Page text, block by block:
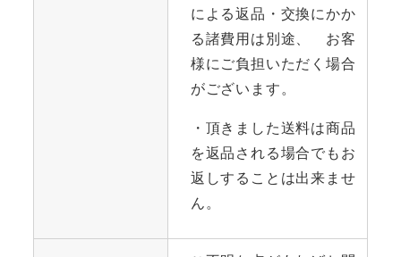
による返品・交換にかか
る諸費用は別途、 お客
様にご負担いただく場合
がございます。
・頂きました送料は商品
を返品される場合でもお
返しすることは出来ませ
ん。